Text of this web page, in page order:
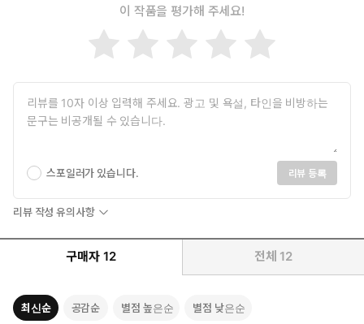
이 작품을 평가해 주세요!
스포일러가 있습니다. 리뷰 등록
리뷰 작성 유의사항
구매자 12 전체 12
최신순 공감순 별점 높은순 별점 낮은순